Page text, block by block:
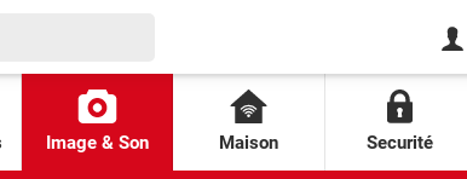
Image & Son Maison Securité